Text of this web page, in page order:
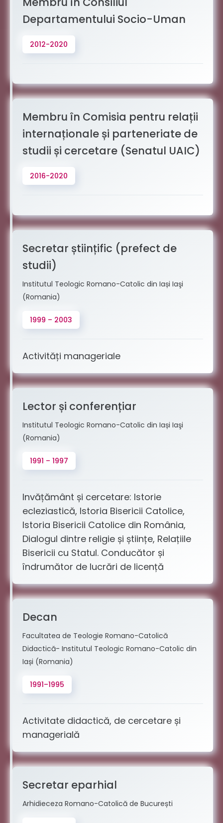
Departamentului Socio-Uman
2012-2020
Membru în Comisia pentru relații
internaționale și parteneriate de
studii și cercetare (Senatul UAIC)
2016-2020
Secretar științific (prefect de
studii)
Institutul Teologic Romano-Catolic din Iași Iaşi
(Romania)
1999 – 2003
Activități manageriale
Lector și conferențiar
Institutul Teologic Romano-Catolic din Iași Iaşi
(Romania)
1991 – 1997
Invățământ și cercetare: Istorie
ecleziastică, Istoria Bisericii Catolice,
Istoria Bisericii Catolice din România,
Dialogul dintre religie și științe, Relațiile
Bisericii cu Statul. Conducător și
îndrumător de lucrări de licență
Decan
Facultatea de Teologie Romano-Catolică
Didactică- Institutul Teologic Romano-Catolic din
Iași (Romania)
1991–1995
Activitate didactică, de cercetare și
managerială
Secretar eparhial
Arhidieceza Romano-Catolică de București